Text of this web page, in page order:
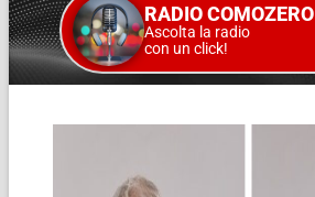
RADIO COMOZERO
Ascolta la radio
con un click!